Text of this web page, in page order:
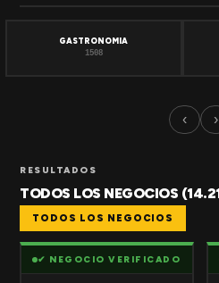
GASTRONOMIA
1508
‹ ›
RESULTADOS
TODOS LOS NEGOCIOS
TODOS LOS NEGOCIOS
✔ NEGOCIO VERIFICADO